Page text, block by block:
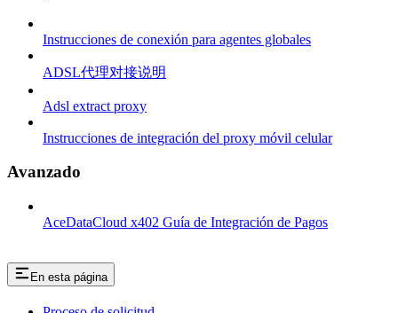
Instrucciones de conexión para agentes globales
ADSL代理对接说明
Adsl extract proxy
Instrucciones de integración del proxy móvil celular
Avanzado
AceDataCloud x402 Guía de Integración de Pagos
En esta página